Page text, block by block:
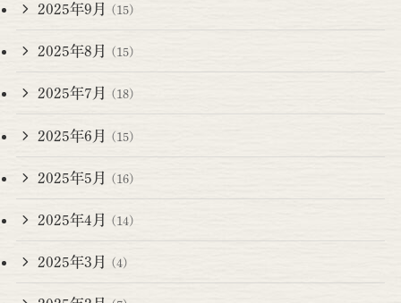
2025年9月 (15)
2025年8月 (15)
2025年7月 (18)
2025年6月 (15)
2025年5月 (16)
2025年4月 (14)
2025年3月 (4)